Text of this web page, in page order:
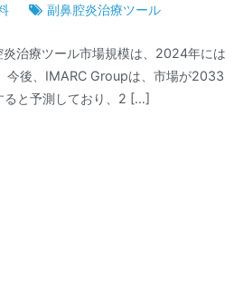
副鼻腔炎治療ツール
治療ツール市場規模は、2024年には
今後、IMARC Groupは、市場が2033
ると予測しており、2 […]